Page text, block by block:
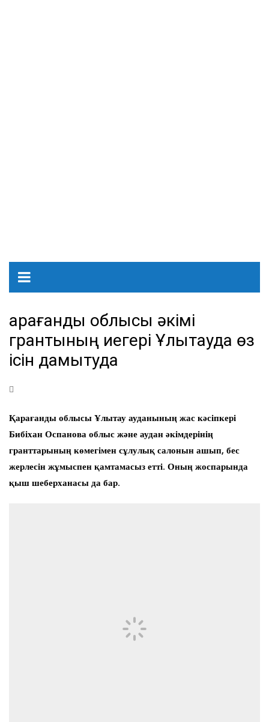
Қарағанды облысы әкімі
грантының иегері Ұлытауда өз
ісін дамытуда
Қарағанды облысы Ұлытау ауданының жас кәсіпкері
Бибіхан Оспанова облыс және аудан әкімдерінің
гранттарының көмегімен сұлулық салонын ашып, бес
жерлесін жұмыспен қамтамасыз етті. Оның жоспарында
қыш шеберханасы да бар.